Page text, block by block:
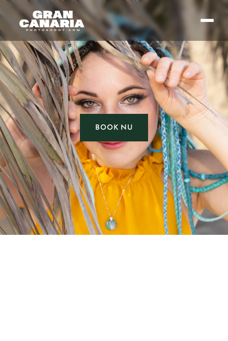
BOOK NU